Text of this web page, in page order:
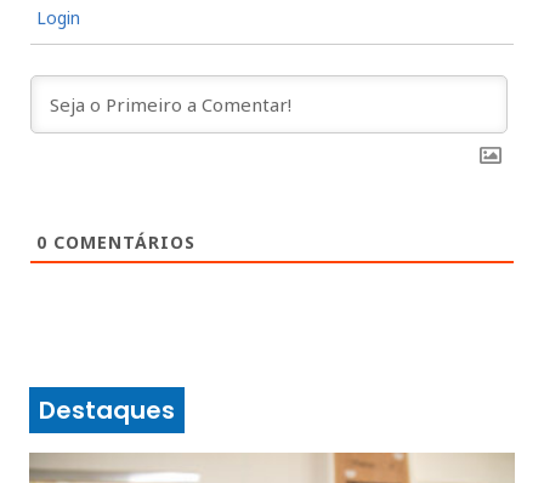
Login
0 COMENTÁRIOS
Destaques